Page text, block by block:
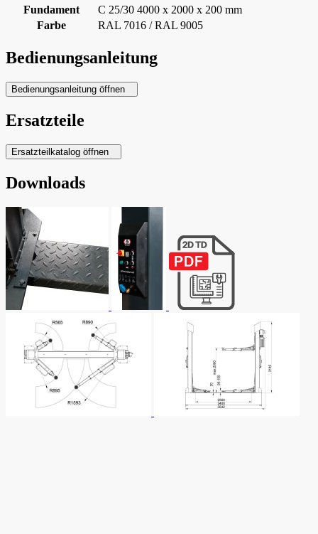
Fundament
C 25/30 4000 x 2000 x 200 mm
Farbe
RAL 7016 / RAL 9005
Bedienungsanleitung
Bedienungsanleitung öffnen
Ersatzteile
Ersatzteilkatalog öffnen
Downloads